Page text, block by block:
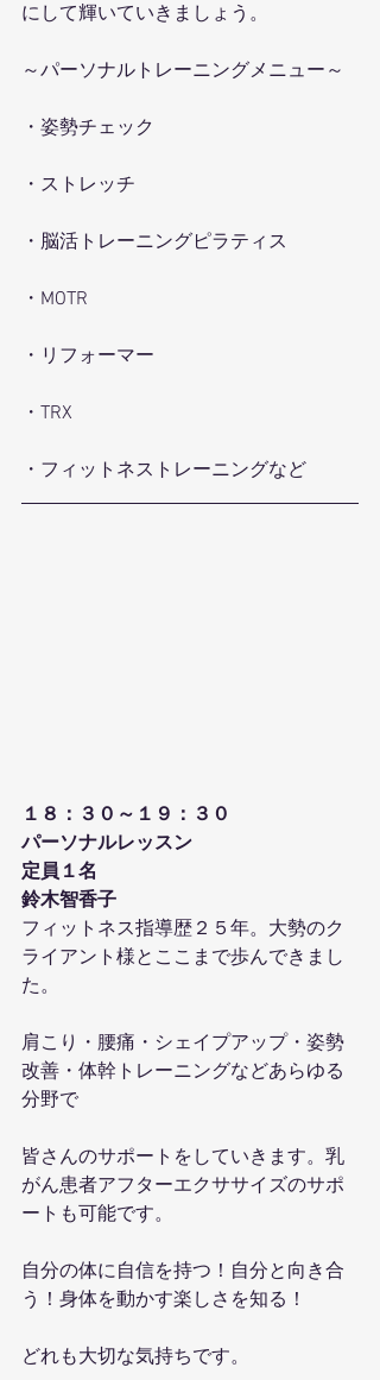
にして輝いていきましょう。
～パーソナルトレーニングメニュー～
・姿勢チェック
・ストレッチ
・脳活トレーニングピラティス
・MOTR
・リフォーマー
・TRX
・フィットネストレーニングなど
１８：３０～１９：３０
パーソナルレッスン
定員１名
鈴木智香子
フィットネス指導歴２５年。大勢のク
ライアント様とここまで歩んできまし
た。
肩こり・腰痛・シェイプアップ・姿勢
改善・体幹トレーニングなどあらゆる
分野で
皆さんのサポートをしていきます。乳
がん患者アフターエクササイズのサポ
ートも可能です。
自分の体に自信を持つ！自分と向き合
う！身体を動かす楽しさを知る！
どれも大切な気持ちです。